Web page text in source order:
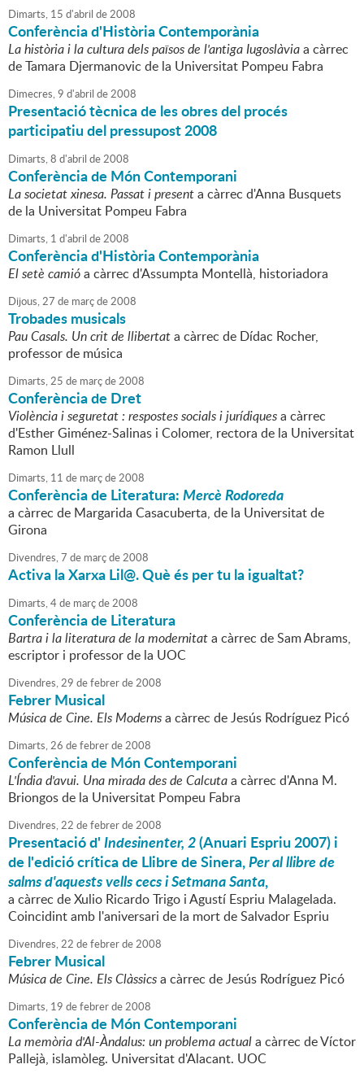
Dimarts, 15 d'abril de2008
Conferència d'Història Contemporània
La història i la cultura dels països de l'antiga Iugoslàviaa càrrec
de Tamara Djermanovic de la Universitat Pompeu Fabra
Dimecres,9 d'abril de2008
Presentació tècnica de les obres del procés
participatiu del pressupost 2008
Dimarts,8 d'abril de2008
Conferència de Món Contemporani
La societat xinesa. Passat i presenta càrrec d'Anna Busquets
de la Universitat Pompeu Fabra
Dimarts, 1 d'abril de2008
Conferència d'Història Contemporània
El setè camióa càrrec d'Assumpta Montellà, historiadora
Dijous,27 de marçde2008
Trobades musicals
Pau Casals. Un crit de llibertata càrrec de Dídac Rocher,
professor de música
Dimarts,25 de marçde2008
Conferència de Dret
Violència i seguretat : respostes socials i jurídiquesa càrrec
d'Esther Giménez-Salinas i Colomer, rectora de la Universitat
Ramon Llull
Dimarts, 11 de marçde2008
Conferència de Literatura:Mercè Rodoreda
a càrrec de Margarida Casacuberta, de la Universitat de
Girona
Divendres,7 de marçde2008
Activa la Xarxa Lil@. Què és per tu la igualtat?
Dimarts,4de marçde2008
Conferència de Literatura
Bartra i la literatura de la modernitata càrrec de Sam Abrams,
escriptor i professor de la UOC
Divendres,29 defebrerde2008
Febrer Musical
Música de Cine. Els Modernsa càrrec de Jesús Rodríguez Picó
Dimarts,26 defebrerde2008
Conferència de Món Contemporani
L'Índia d'avui. Una mirada des de Calcutaa càrrec d'Anna M.
Briongos de la Universitat Pompeu Fabra
Divendres,22 defebrerde2008
Presentació d'Indesinenter, 2(Anuari Espriu 2007) i
de l'edició crítica de Llibre de Sinera,Per al llibre de
salms d'aquests vells cecs i Setmana Santa,
a càrrec de Xulio Ricardo Trigo i Agustí Espriu Malagelada.
Coincidint amb l'aniversari de la mort de Salvador Espriu
Divendres,22 defebrerde2008
Febrer Musical
Música de Cine. Els Clàssicsa càrrec de Jesús Rodríguez Picó
Dimarts, 19 defebrerde2008
Conferència de Món Contemporani
La memòria d'Al-Àndalus: un problema actuala càrrec de Víctor
Pallejà, islamòleg. Universitat d'Alacant. UOC